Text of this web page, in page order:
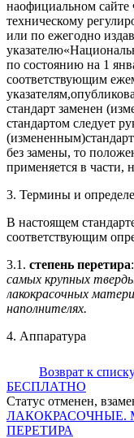
наофициальном сайте
техническому
или по ежегодно
по состоянию на 1
соответствующим
стандарт заменен
стандартом следует
без замены, то
применяется в части,
3. Термины и
В настоящем
соответствующим
3.1. степень перетира
самых крупных
лакокрасочных
наполнителях.
4. Аппаратура
Возврат к
БЕСПЛАТНО
Статус отменен,
ЛАКОКРАСОЧНЫЕ.
ПЕРЕТИРА